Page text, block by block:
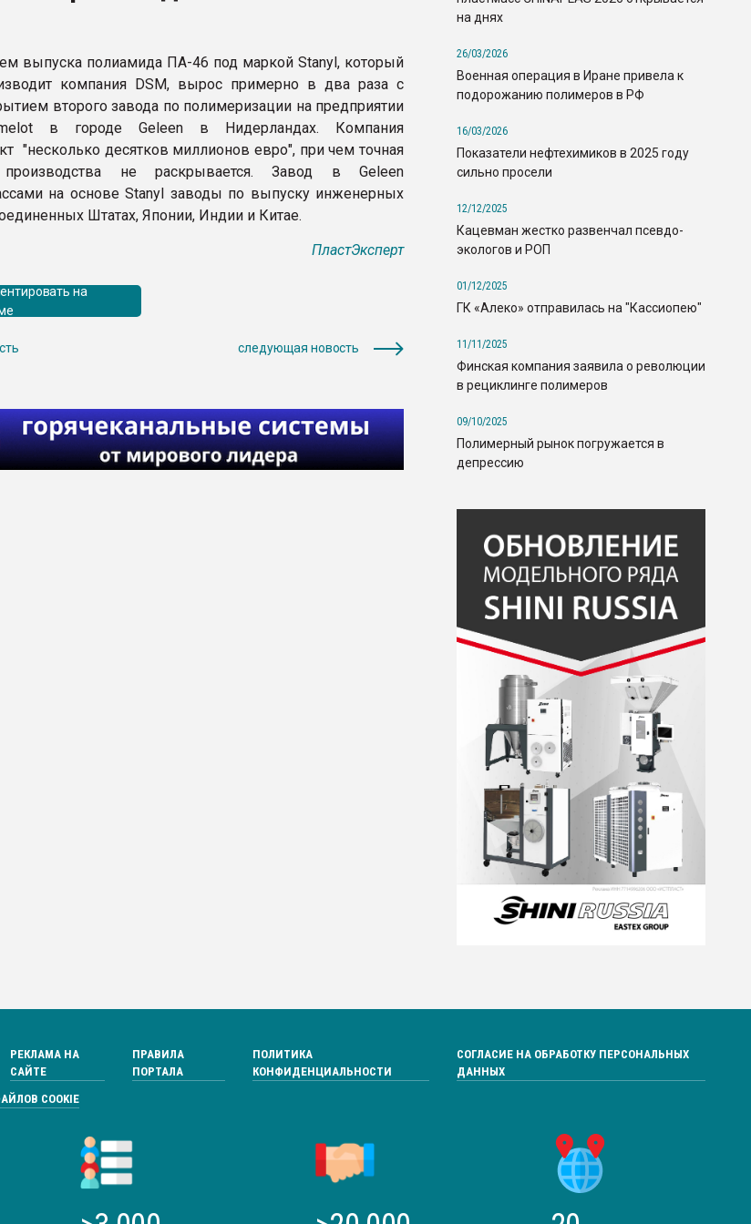
выпуска полиамида ПА-46 под маркой Stanyl, который
компания DSM, вырос примерно в два раза с
второго завода по полимеризации на предприятии
в городе Geleen в Нидерландах. Компания
"несколько десятков миллионов евро", при чем точная
производства не раскрывается. Завод в Geleen
на основе Stanyl заводы по выпуску инженерных
Штатах, Японии, Индии и Китае.
ПластЭксперт
на
следующая новость
на днях
26/03/2026
Военная операция в Иране привела к
подорожанию полимеров в РФ
16/03/2026
Показатели нефтехимиков в 2025 году
сильно просели
12/12/2025
Кацевман жестко развенчал псевдо-
экологов и РОП
01/12/2025
ГК «Алеко» отправилась на "Кассиопею"
11/11/2025
Финская компания заявила о революции
в рециклинге полимеров
09/10/2025
Полимерный рынок погружается в
депрессию
РЕКЛАМА НА
САЙТЕ
ПРАВИЛА
ПОРТАЛА
ПОЛИТИКА
КОНФИДЕНЦИАЛЬНОСТИ
СОГЛАСИЕ НА ОБРАБОТКУ ПЕРСОНАЛЬНЫХ
ДАННЫХ
COOKIE